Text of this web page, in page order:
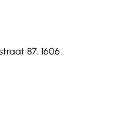
87, 1606